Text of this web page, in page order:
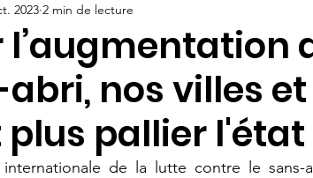
Transition écologique
TOMBINI Stéphane LEFLOCH
Marielle HAMARD
nos villes
pallier l'état
2023 2 min de lecture
de la lutte contre le